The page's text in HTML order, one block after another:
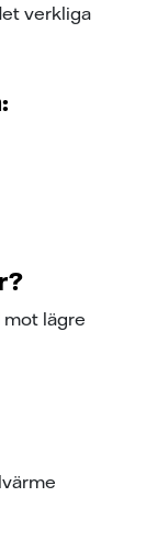
verkliga
mot lägre